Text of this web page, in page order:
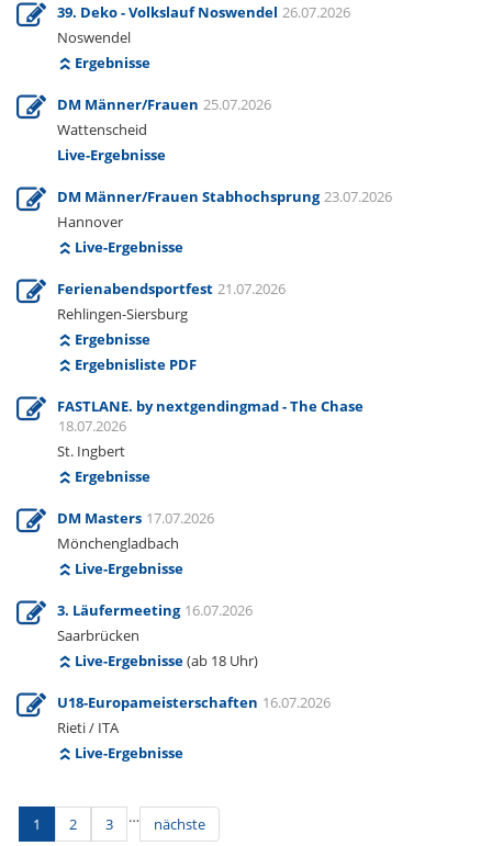
39. Deko - Volkslauf Noswendel 26.07.2026
Noswendel
Ergebnisse
DM Männer/Frauen 25.07.2026
Wattenscheid
Live-Ergebnisse
DM Männer/Frauen Stabhochsprung 23.07.2026
Hannover
Live-Ergebnisse
Ferienabendsportfest 21.07.2026
Rehlingen-Siersburg
Ergebnisse
Ergebnisliste PDF
FASTLANE. by nextgendingmad - The Chase
18.07.2026
St. Ingbert
Ergebnisse
DM Masters 17.07.2026
Mönchengladbach
Live-Ergebnisse
3. Läufermeeting 16.07.2026
Saarbrücken
Live-Ergebnisse(ab 18 Uhr)
U18-Europameisterschaften 16.07.2026
Rieti / ITA
Live-Ergebnisse
1 2 3 … nächste